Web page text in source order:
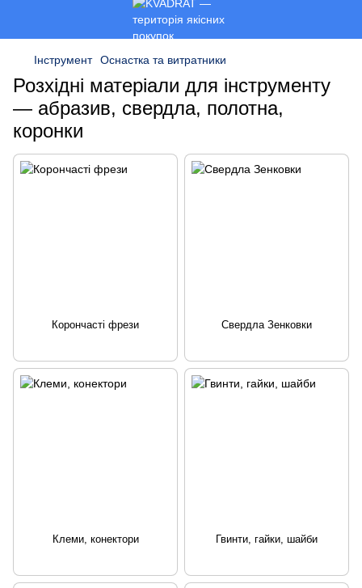
Інструмент Оснастка та витратники
Розхідні матеріали для інструменту
— абразив, свердла, полотна,
коронки
Корончасті фрези Свердла Зенковки
Клеми, конектори Гвинти, гайки, шайби